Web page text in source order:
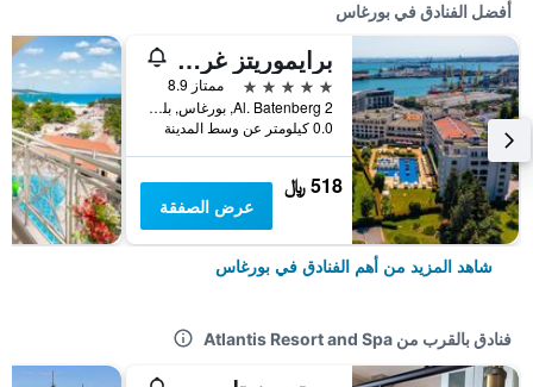
أفضل الفنادق في بورغاس
برايموريتز غراند هوتيل آند سبا
5 نجوم
ممتاز 8.9
2 Al. Batenberg, بورغاس, بلغاريا
0.0 كيلومتر عن وسط المدينة
518 ﷼
عرض الصفقة
شاهد المزيد من أهم الفنادق في بورغاس
فنادق بالقرب من Atlantis Resort and Spa